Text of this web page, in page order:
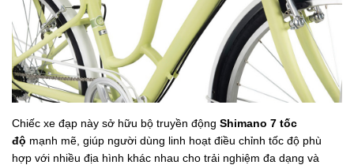
Chiếc xe đạp này sở hữu bộ truyền động Shimano 7 tốc
độ mạnh mẽ, giúp người dùng linh hoạt điều chỉnh tốc độ phù
hợp với nhiều địa hình khác nhau cho trải nghiệm đa dạng và